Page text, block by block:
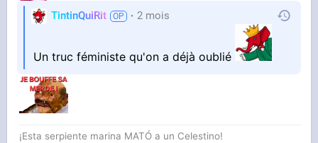
TintinQuiRit 2 mois
Un truc féministe qu'on a déjà oublié
¡Esta serpiente marina MATÓ a un Celestino!